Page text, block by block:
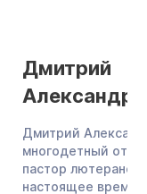
Дмитрий
Дмитрий
многодетный
пастор
настоящее время